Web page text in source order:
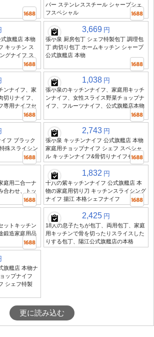
パー ステンレススチール シャープシェ
フスペシャル
旗艦店 本物
キッチン ス
グナイフ ス
3,669 円
張小泉 厨房包丁 シェフ特製包丁 調理包
丁 肉切り包丁 ホームキッチン シャープ
公式旗艦店 本物
ンナイフ、家
切りナイフ、
専用ナイフセ
1,038 円
張小泉のキッチンナイフ、家庭用キッチ
ンナイフ、女性スライス野菜チョップナ
イフ、フルーツナイフ、公式旗艦店本物
フ ブラック
殊スライシン
2,743 円
張小泉 キッチンナイフ 公式旗艦店 本物
家庭用チョップナイフ シェフ スペシャ
ル キッチンナイフ&骨切りナイフセット
庭用二合一ナ
合わせ、トッ
1,832 円
十八の紫キッチンナイフ 公式旗艦店 本
物の家庭用切り刀 キッチンスライシング
ナイフ 揚江 本格シェフナイフ
ットキッチン
鍛造家庭用品
2,425 円
18人の息子たちが包丁、両用包丁、家庭
用キッチンで骨を切ったりスライスした
りする包丁、陽江公式旗艦店の本格
旗艦店 本物ナ
ップナイフ
シェフ特製
更に読み込む